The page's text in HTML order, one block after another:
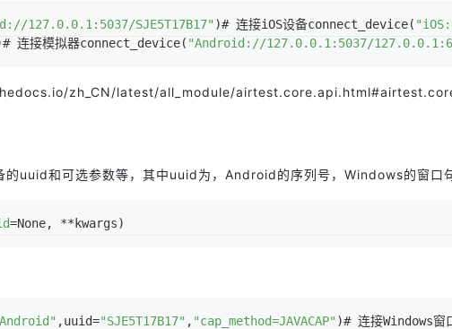
127.0.0.1:5037/SJE5T17B17" )# 连接iOS设备connect_device(
连接模拟器connect_device( "Android://127.0.0.1:5037/
zh_CN/latest/all_module/
的uuid和可选参数等，其中uuid为，Android的序列号，Windows的窗口
=None, **kwargs)
,uuid="SJE5T17B17" , "cap_method=JAVACAP" )# 连接Windows